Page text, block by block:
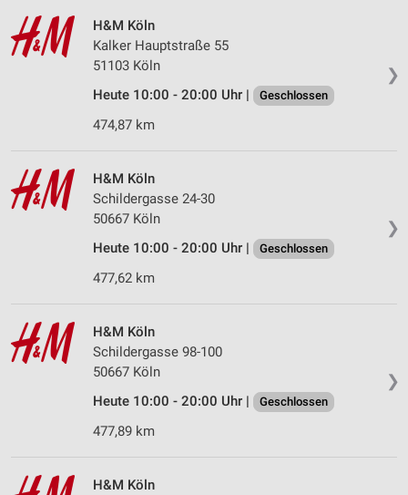
❯
H&M Köln
Kalker Hauptstraße 55
51103 Köln
Heute 10:00 - 20:00 Uhr |
Geschlossen
474,87 km
❯
H&M Köln
Schildergasse 24-30
50667 Köln
Heute 10:00 - 20:00 Uhr |
Geschlossen
477,62 km
❯
H&M Köln
Schildergasse 98-100
50667 Köln
Heute 10:00 - 20:00 Uhr |
Geschlossen
477,89 km
H&M Köln